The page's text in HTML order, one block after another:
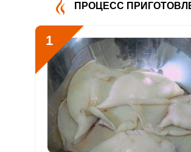
Витамин
В5
Витамин
В6
1.1 мг 2 мг 6.1
Витамин
98.9 мкг 2.6
Витамин
7.2 мкг 3 мкг 25.6
ПРОЦЕСС
1